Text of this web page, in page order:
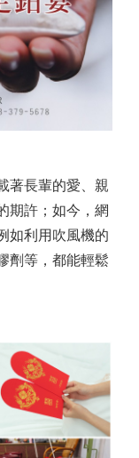
著長輩的愛、親
期許；如今，網
如利用吹風機的
劑等，都能輕鬆